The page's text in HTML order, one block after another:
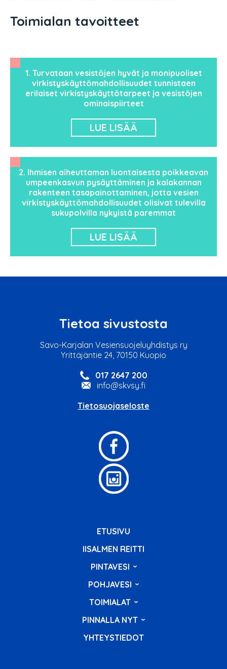
Toimialan tavoitteet
1. Turvataan vesistöjen hyvät ja monipuoliset
virkistyskäyttömahdollisuudet tunnistaen
erilaiset virkistyskäyttötarpeet ja vesistöjen
ominaispiirteet
LUE LISÄÄ
2. Ihmisen aiheuttaman luontaisesta poikkeavan
umpeenkasvun pysäyttäminen ja kalakannan
rakenteen tasapainottaminen, jotta vesien
virkistyskäyttömahdollisuudet olisivat tulevilla
sukupolvilla nykyistä paremmat
LUE LISÄÄ
Tietoa sivustosta
Savo-Karjalan Vesiensuojeluyhdistys ry
Yrittäjäntie 24, 70150 Kuopio
017 2647 200
info@skvsy.fi
Tietosuojaseloste
ETUSIVU
IISALMEN REITTI
PINTAVESI
POHJAVESI
TOIMIALAT
PINNALLA NYT
YHTEYSTIEDOT